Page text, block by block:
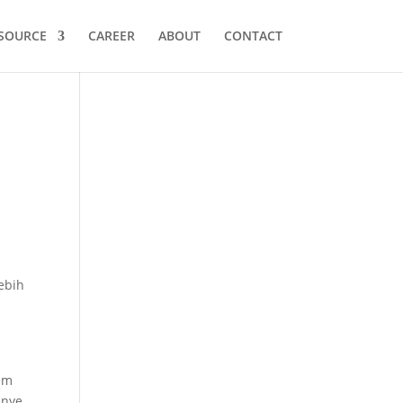
CAREER ABOUT CONTACT